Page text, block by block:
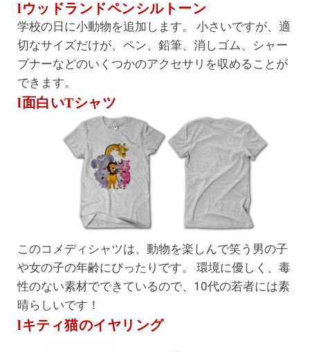
lウッドランドペンシルトーン
学校の日に小動物を追加します。 小さいですが、適
切なサイズだけが、ペン、鉛筆、消しゴム、シャー
プナーなどのいくつかのアクセサリを収めることが
できます。
l面白いTシャツ
このコメディシャツは、動物を楽しんで笑う男の子
や女の子の年齢にぴったりです。 環境に優しく、毒
性のない素材でできているので、10代の若者には素
晴らしいです！
lキティ猫のイヤリング